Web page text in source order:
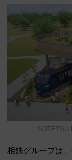
「
相鉄グループは